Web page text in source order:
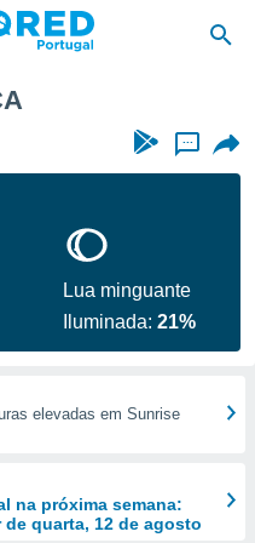
...
Lua minguante
Iluminada:21%
elevadas em Sunrise
na próxima semana:
quarta, 12 de agosto